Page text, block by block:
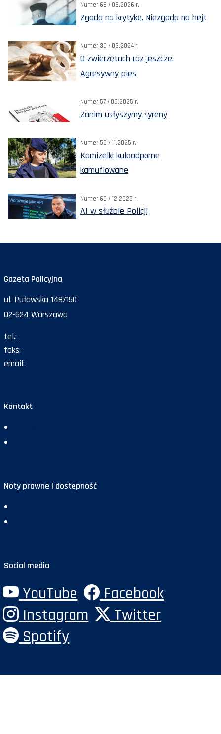
Numer 66 / 06.2026 r.
Zgoda na krytykę. Niezgoda na hejt
Numer 39 / 03.2024 r.
O zwierzętach raz jeszcze.
Agresywny pies
Numer 57 / 09.2025 r.
Zanim usłyszymy syreny
Numer 59 / 11.2025 r.
Kamizelki kuloodporne
kamuflowane
Numer 60 / 12.2025 r.
AI w służbie Policji
Gazeta Policyjna
ul. Puławska 148/150
02-624 Warszawa
tel.:
faks:
email:
Kontakt
Noty prawne i dostępność
Social media
YouTube
Facebook
Instagram
Twitter
Spotify